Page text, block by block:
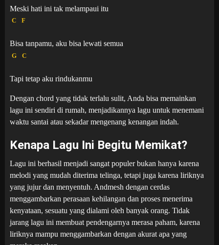
Meski hati ini tak melampaui itu
C F
Bisa tanpamu, aku bisa lewati semua
G C
Tapi tetap aku rindukanmu
Dengan chord yang tidak terlalu sulit, Anda bisa memainkan
lagu ini sendiri di rumah, menjadikannya lagu untuk menemani
waktu santai atau sekadar mengenang kenangan indah.
Kenapa Lagu Ini Begitu Memikat?
Lagu ini berhasil menjadi sangat populer bukan hanya karena
melodi yang mudah diterima telinga, tetapi juga karena liriknya
yang jujur ​​dan menyentuh. Andmesh dengan cerdas
menggambarkan perasaan kehilangan dan proses menerima
kenyataan, sesuatu yang dialami oleh banyak orang. Tidak
jarang lagu ini membuat pendengarnya merasa paham, karena
liriknya mampu menggambarkan dengan akurat apa yang